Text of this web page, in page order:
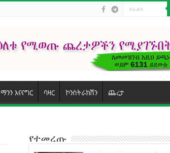
ማንን እናናግር ባዛር ኮንስትራክሽን ጨረታ
የተመረጡ